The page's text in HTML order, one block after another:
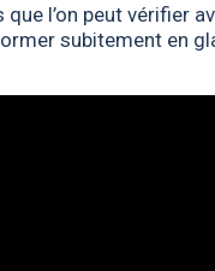
l’on peut vérifier
subitement en